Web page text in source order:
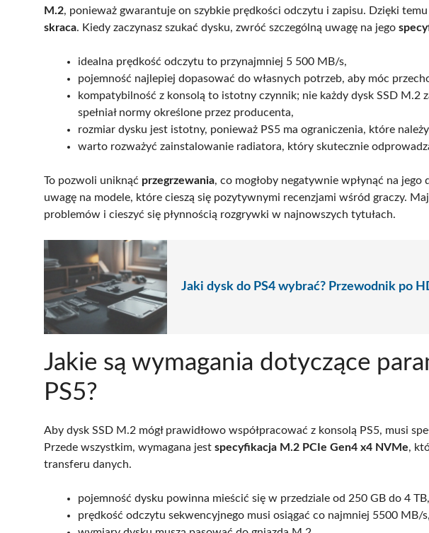
M.2, ponieważ gwarantuje on szybkie prędkości odczytu i zapisu. Dzięki temu
skraca. Kiedy zaczynasz szukać dysku, zwróć szczególną uwagę na jego
idealna prędkość odczytu to przynajmniej 5 500 MB/s,
pojemność najlepiej dopasować do własnych potrzeb, aby móc
kompatybilność z konsolą to istotny czynnik; nie każdy dysk SSD M.2
spełniał normy określone przez producenta,
rozmiar dysku jest istotny, ponieważ PS5 ma ograniczenia, które
warto rozważyć zainstalowanie radiatora, który skutecznie
To pozwoli uniknąć przegrzewania, co mogłoby negatywnie wpłynąć na jego
uwagę na modele, które cieszą się pozytywnymi recenzjami wśród graczy.
problemów i cieszyć się płynnością rozgrywki w najnowszych tytułach.
Jaki dysk do PS4 wybrać? Przewodnik po
Jakie są wymagania dotyczące
PS5?
Aby dysk SSD M.2 mógł prawidłowo współpracować z konsolą PS5, musi
Przede wszystkim, wymagana jest specyfikacja M.2 PCIe Gen4 x4 NVMe,
transferu danych.
pojemność dysku powinna mieścić się w przedziale od 250 GB do 4 TB,
prędkość odczytu sekwencyjnego musi osiągać co najmniej 5500 MB/s,